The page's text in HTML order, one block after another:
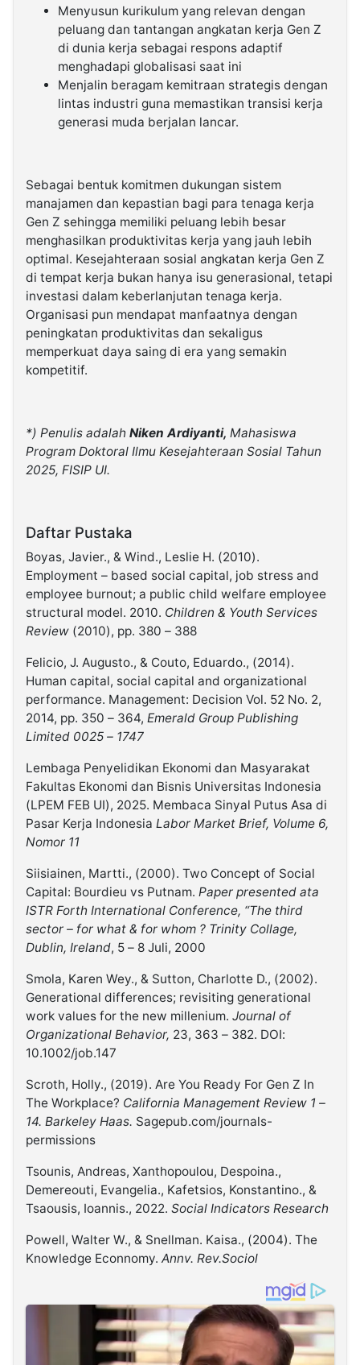
Menyusun kurikulum yang relevan dengan
peluang dan tantangan angkatan kerja Gen Z
di dunia kerja sebagai respons adaptif
menghadapi globalisasi saat ini
Menjalin beragam kemitraan strategis dengan
lintas industri guna memastikan transisi kerja
generasi muda berjalan lancar.
Sebagai bentuk komitmen dukungan sistem
manajamen dan kepastian bagi para tenaga kerja
Gen Z sehingga memiliki peluang lebih besar
menghasilkan produktivitas kerja yang jauh lebih
optimal. Kesejahteraan sosial angkatan kerja Gen Z
di tempat kerja bukan hanya isu generasional, tetapi
investasi dalam keberlanjutan tenaga kerja.
Organisasi pun mendapat manfaatnya dengan
peningkatan produktivitas dan sekaligus
memperkuat daya saing di era yang semakin
kompetitif.
*) Penulis adalah Niken Ardiyanti, Mahasiswa
Program Doktoral Ilmu Kesejahteraan Sosial Tahun
2025, FISIP UI.
Daftar Pustaka
Boyas, Javier., & Wind., Leslie H. (2010).
Employment – based social capital, job stress and
employee burnout; a public child welfare employee
structural model. 2010. Children & Youth Services
Review (2010), pp. 380 – 388
Felicio, J. Augusto., & Couto, Eduardo., (2014).
Human capital, social capital and organizational
performance. Management: Decision Vol. 52 No. 2,
2014, pp. 350 – 364, Emerald Group Publishing
Limited 0025 – 1747
Lembaga Penyelidikan Ekonomi dan Masyarakat
Fakultas Ekonomi dan Bisnis Universitas Indonesia
(LPEM FEB UI), 2025. Membaca Sinyal Putus Asa di
Pasar Kerja Indonesia Labor Market Brief, Volume 6,
Nomor 11
Siisiainen, Martti., (2000). Two Concept of Social
Capital: Bourdieu vs Putnam. Paper presented ata
ISTR Forth International Conference, “The third
sector – for what & for whom ? Trinity Collage,
Dublin, Ireland, 5 – 8 Juli, 2000
Smola, Karen Wey., & Sutton, Charlotte D., (2002).
Generational differences; revisiting generational
work values for the new millenium. Journal of
Organizational Behavior, 23, 363 – 382. DOI:
10.1002/job.147
Scroth, Holly., (2019). Are You Ready For Gen Z In
The Workplace? California Management Review 1 –
14. Barkeley Haas. Sagepub.com/journals-
permissions
Tsounis, Andreas, Xanthopoulou, Despoina.,
Demereouti, Evangelia., Kafetsios, Konstantino., &
Tsaousis, Ioannis., 2022. Social Indicators Research
Powell, Walter W., & Snellman. Kaisa., (2004). The
Knowledge Econnomy. Annv. Rev.Sociol